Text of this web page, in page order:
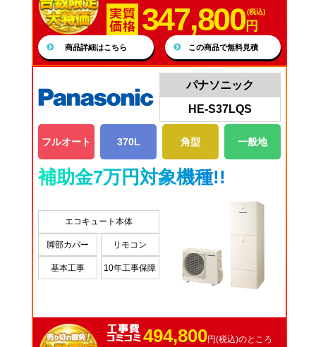
347,800(税込)
円
商品詳細はこちら この商品で無料見積
パナソニック
HE-S37LQS
フルオート 370L 角型 一般地
補助金7万円対象機種!!
エコキュート本体
脚部カバー リモコン
基本工事 10年工事保障
494,800円(税込)のところ